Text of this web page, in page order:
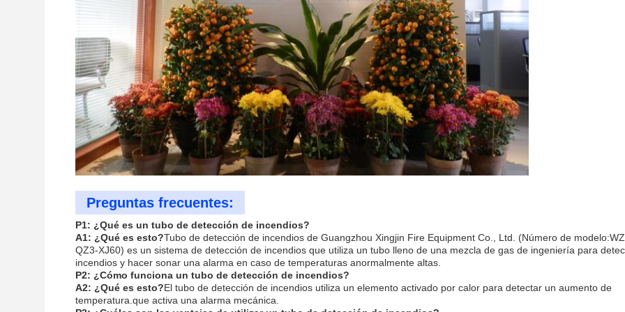
Preguntas frecuentes:
P1: ¿Qué es un tubo de detección de incendios?
A1: ¿Qué es esto?Tubo de detección de incendios de Guangzhou Xingjin Fire Equipment Co., Ltd. (Número de
QZ3-XJ60) es un sistema de detección de incendios que utiliza un tubo lleno de una mezcla de gas de ingeniería para
incendios y hacer sonar una alarma en caso de temperaturas anormalmente altas.
P2: ¿Cómo funciona un tubo de detección de incendios?
A2: ¿Qué es esto?El tubo de detección de incendios utiliza un elemento activado por calor para detectar un aumento de
temperatura.que activa una alarma mecánica.